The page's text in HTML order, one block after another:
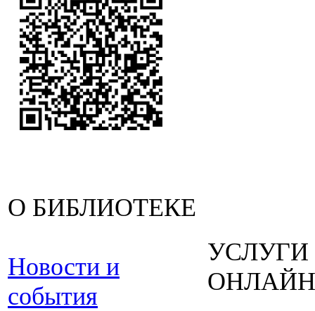
О БИБЛИОТЕКЕ
Новости и
события
УСЛУГИ
ОНЛАЙН